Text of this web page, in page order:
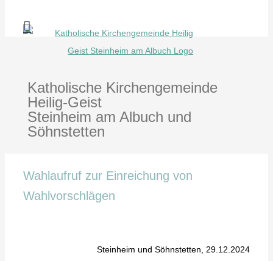
Inhalt
Katholische Kirchengemeinde
Heilig-Geist
Steinheim am Albuch und
Söhnstetten
Wahlaufruf zur Einreichung von
Wahlvorschlägen
Steinheim und Söhnstetten, 29.12.2024